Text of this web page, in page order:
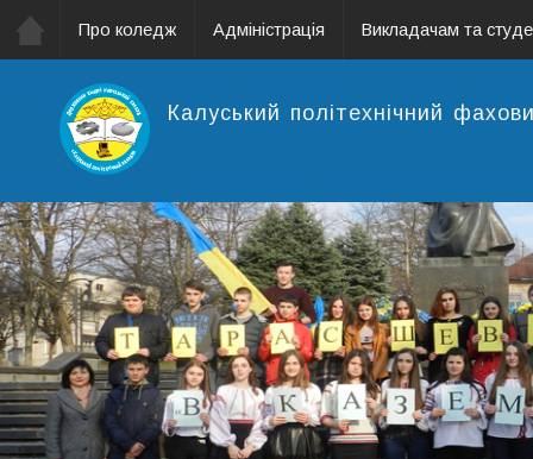
Про коледж Адміністрація Викладачам та
Калуський політехнічний